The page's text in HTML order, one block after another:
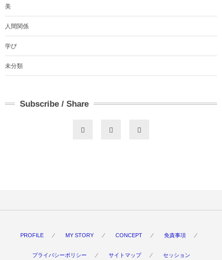
美
人間関係
学び
未分類
Subscribe / Share
PROFILE MY STORY CONCEPT 免責事項
プライバシーポリシー サイトマップ セッション